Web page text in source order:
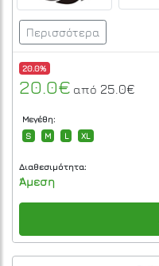
Περισσότερα
20.0%
20.0€ από 25.0€
Μεγέθη:
S
M L XL
Διαθεσιμότητα:
Άμεση